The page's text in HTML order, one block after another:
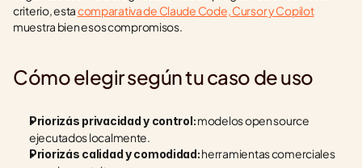
criterio, esta comparativa de Claude Code, Cursor y Copilot
muestra bien esos compromisos.
Cómo elegir según tu caso de uso
Priorizás privacidad y control: modelos open source
ejecutados localmente.
Priorizás calidad y comodidad: herramientas comerciales